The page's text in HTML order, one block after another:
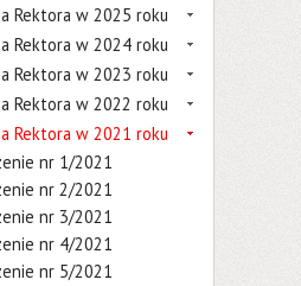
Rektora w 2025 roku
Rektora w 2024 roku
Rektora w 2023 roku
Rektora w 2022 roku
Rektora w 2021 roku
nr 1/2021
nr 2/2021
nr 3/2021
nr 4/2021
nr 5/2021